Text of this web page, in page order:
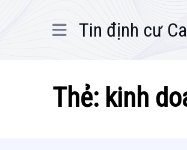
Tin định cư
Thẻ: kinh